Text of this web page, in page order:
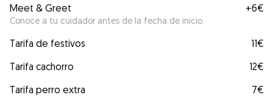
Meet & Greet
Conoce a tu cuidador antes de la fecha de inicio.
+6€
Tarifa de festivos
11€
Tarifa cachorro
12€
Tarifa perro extra
7€